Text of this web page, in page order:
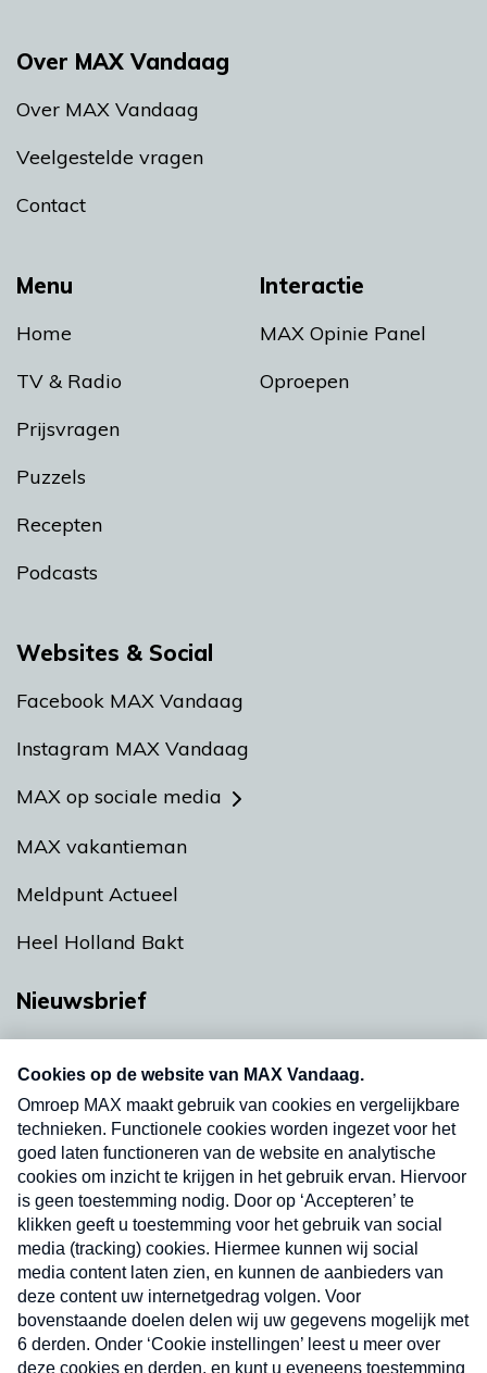
Menu
Home
TV & Radio
Prijsvragen
Puzzels
Recepten
Podcasts
Interactie
MAX Opinie Panel
Oproepen
Over MAX Vandaag
Over MAX Vandaag
Veelgestelde vragen
Contact
Websites & Social
Facebook MAX Vandaag
Instagram MAX Vandaag
MAX op sociale media
MAX vakantieman
Meldpunt Actueel
Heel Holland Bakt
Nieuwsbrief
nieuwsbrief. Elke vrijdag- en dinsdagochtend in
uw mailbox.
Verzend
Nieuwsbrief